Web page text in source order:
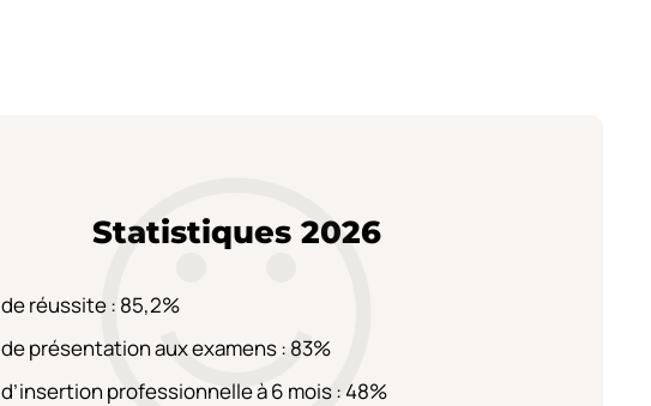
Statistiques 2026
réussite : 85,2%
présentation aux examens : 83%
professionnelle à 6 mois : 48%